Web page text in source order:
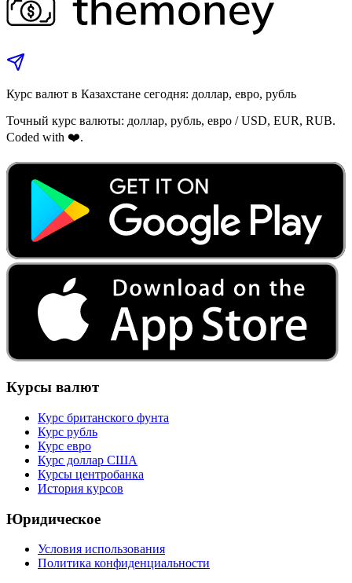
Курс валют в Казахстане сегодня: доллар, евро, рубль
Точный курс валюты: доллар, рубль, евро / USD, EUR, RUB.
Coded with ❤️.
Курсы валют
Курс британского фунта
Курс рубль
Курс евро
Курс доллар США
Курсы центробанка
История курсов
Юридическое
Условия использования
Политика конфиденциальности